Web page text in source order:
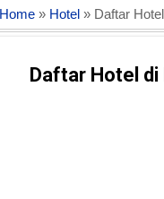
Home » Hotel » Daftar
Daftar Hotel